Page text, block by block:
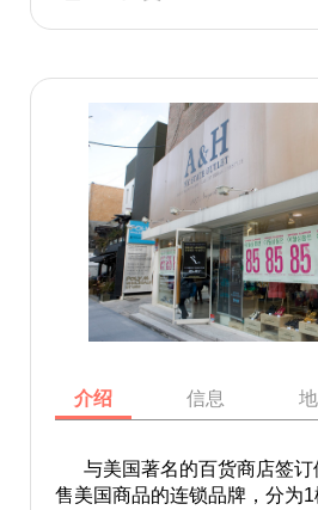
介绍 信息
与美国著名的百货商店签订
售美国商品的连锁品牌，分为